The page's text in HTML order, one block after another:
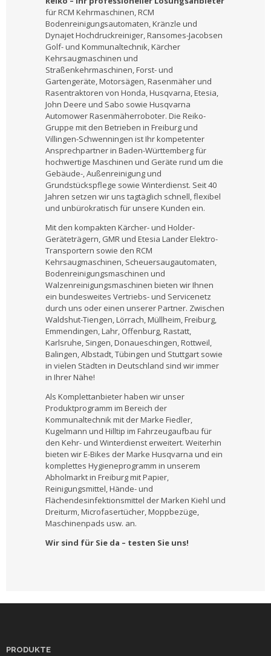
für RCM Kehrmaschinen, RCM
Bodenreinigungsautomaten, Kränzle und
Dynajet Hochdruckreiniger, Ransomes-Jacobsen
Golf- und Kommunaltechnik, Kärcher
Kehrsaugmaschinen und
Straßenkehrmaschinen, Forst- und
Gartengeräte, Motorsägen, Rasenmäher und
Rasentraktoren von Honda, Husqvarna, Etesia,
John Deere und Sabo sowie Husqvarna
Automower Rasenmäherroboter. Die Reiko-
Gruppe mit den Betrieben in Freiburg und
Villingen-Schwenningen ist Ihr kompetenter
Ansprechpartner in Baden-Württemberg für
hochwertige Maschinen und Geräte rund um die
Gebäude-, Außenreinigung und
Grundstückspflege sowie Winterdienst. Seit 40
Jahren setzen wir uns tagtäglich schnell, flexibel
und unbürokratisch für unsere Kunden ein.
Mit den kompakten Kärcher- und Holder-
Geräteträgern, GMR und Etesia Lander Elektro-
Transportern sowie den RCM
Kehrsaugmaschinen, Scheuersaugautomaten,
Bodenreinigungsmaschinen und
Walzenreinigungsmaschinen bieten wir Ihnen
ein bundesweites Vertriebs- und Servicenetz
durch uns oder einen unserer Partner. Zwischen
Waldshut-Tiengen, Lörrach, Müllheim, Freiburg,
Emmendingen, Lahr, Offenburg, Rastatt,
Karlsruhe, Singen, Donaueschingen, Rottweil,
Balingen, Albstadt, Tübingen und Stuttgart sowie
in vielen Städten in Deutschland sind wir immer
in Ihrer Nähe!
Als Komplettanbieter haben wir unser
Produktprogramm im Bereich der
Kommunaltechnik mit der Marke Fiedler,
Kugelmann und Hilltip im Fahrzeugaufbau für
den Kehr- und Winterdienst erweitert. Weiterhin
bieten wir E-Bikes der Marke Husqvarna und ein
komplettes Hygieneprogramm in unserem
Abholmarkt in Freiburg mit Papier,
Reinigungsmittel, Hände- und
Flächendesinfektionsmittel der Marken Kiehl und
Dreiturm, Microfasertücher, Moppbezüge,
Maschinenpads usw. an.
Wir sind für Sie da – testen Sie uns!
PRODUKTE